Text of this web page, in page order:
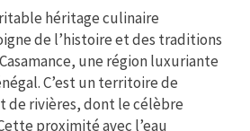
héritage culinaire
de l’histoire et des traditions
une région luxuriante
C’est un territoire de
de rivières, dont le célèbre
proximité avec l’eau